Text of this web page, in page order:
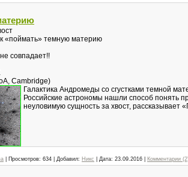
«поймать» темную материю
совпадает!!
Cambridge)
Галактика Андромеды со сгустками темной
Российские астрономы нашли способ понять
неуловимую сущность за хвост, рассказывает
Просмотров: 634 Добавил: Никс Дата: 23.09.2016 Комментарии